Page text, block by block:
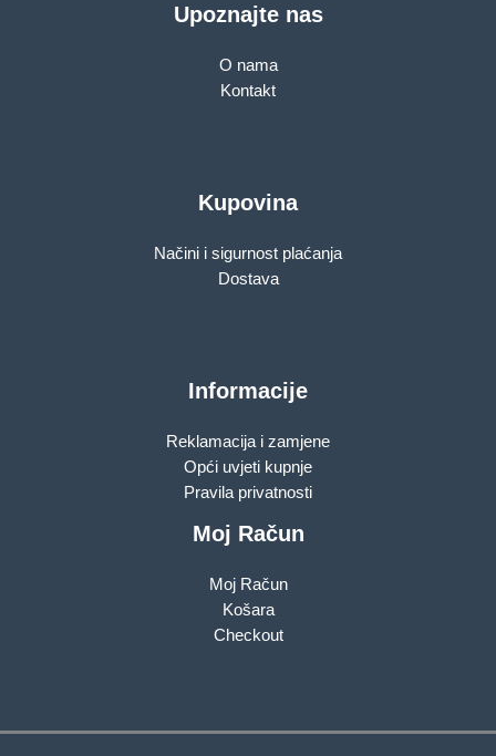
Upoznajte nas
O nama
Kontakt
Kupovina
Načini i sigurnost plaćanja
Dostava
Informacije
Reklamacija i zamjene
Opći uvjeti kupnje
Pravila privatnosti
Moj Račun
Moj Račun
Košara
Checkout